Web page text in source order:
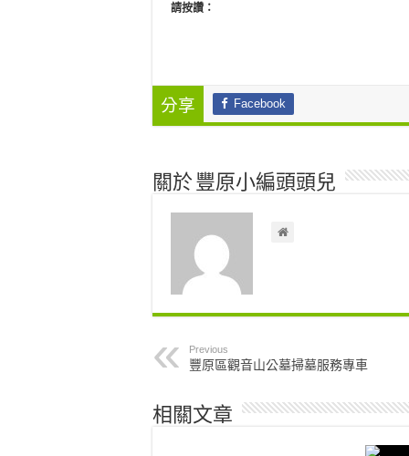
請按讚：
分享 Facebook
關於 豐原小編頭頭兒
Previous
豐原區觀音山公墓掃墓服務專車
相關文章